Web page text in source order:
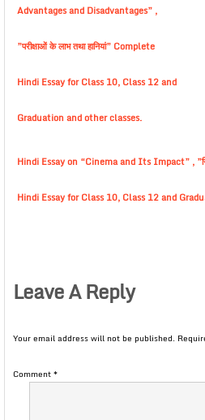
Advantages and Disadvantages” ,
”परीक्षाओं के लाभ तथा हानियां” Complete
Hindi Essay for Class 10, Class 12 and
Graduation and other classes.
Hindi Essay on “Cinema and Its Impact” ,
Hindi Essay for Class 10, Class 12 and
Leave A Reply
Your email address will not be published.
Comment*